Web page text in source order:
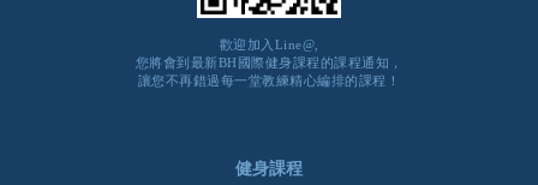
歡迎加入Line@,
您將會到最新BH國際健身課程的課程通知，
讓您不再錯過每一堂教練精心編排的課程！
健身課程